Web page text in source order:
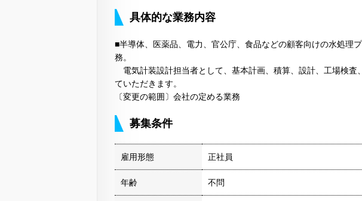
具体的な業務内容
■半導体、医薬品、電力、官公庁、食品などの顧客向けの水処理
務。
電気計装設計担当者として、基本計画、積算、設計、工場検査
ていただきます。
〔変更の範囲〕会社の定める業務
募集条件
雇用形態 正社員
年齢 不問